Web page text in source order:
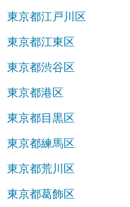
東京都江戸川区
東京都江東区
東京都渋谷区
東京都港区
東京都目黒区
東京都練馬区
東京都荒川区
東京都葛飾区